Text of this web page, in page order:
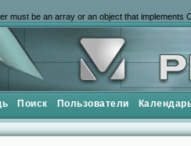
must be an array or an object that implements
Поиск Пользователи